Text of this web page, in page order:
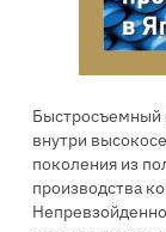
внутри
поколения из
производства